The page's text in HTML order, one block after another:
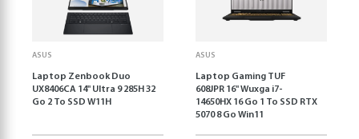
ASUS
Laptop Zenbook Duo
UX8406CA 14'' Ultra 9 285H 32
Go 2 To SSD W11H
ASUS
Laptop Gaming TUF
608JPR 16'' Wuxga i7-
14650HX 16 Go 1 To SSD RTX
5070 8 Go Win11